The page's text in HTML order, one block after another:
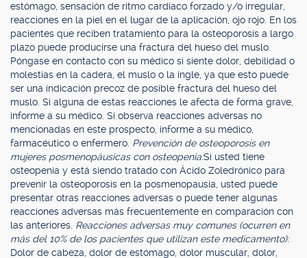
estómago, sensación de ritmo cardíaco forzado y/o irregular,
reacciones en la piel en el lugar de la aplicación, ojo rojo. En los
pacientes que reciben tratamiento para la osteoporosis a largo
plazo puede producirse una fractura del hueso del muslo.
Póngase en contacto con su médico si siente dolor, debilidad o
molestias en la cadera, el muslo o la ingle, ya que esto puede
ser una indicación precoz de posible fractura del hueso del
muslo. Si alguna de estas reacciones le afecta de forma grave,
informe a su médico. Si observa reacciones adversas no
mencionadas en este prospecto, informe a su médico,
farmacéutico o enfermero. Prevención de osteoporosis en
mujeres posmenopáusicas con osteopenia:Si usted tiene
osteopenia y está siendo tratado con Ácido Zoledrónico para
prevenir la osteoporosis en la posmenopausia, usted puede
presentar otras reacciones adversas o puede tener algunas
reacciones adversas más frecuentemente en comparación con
las anteriores. Reacciones adversas muy comunes (ocurren en
más del 10% de los pacientes que utilizan este medicamento):
Dolor de cabeza, dolor de estómago, dolor muscular, dolor,